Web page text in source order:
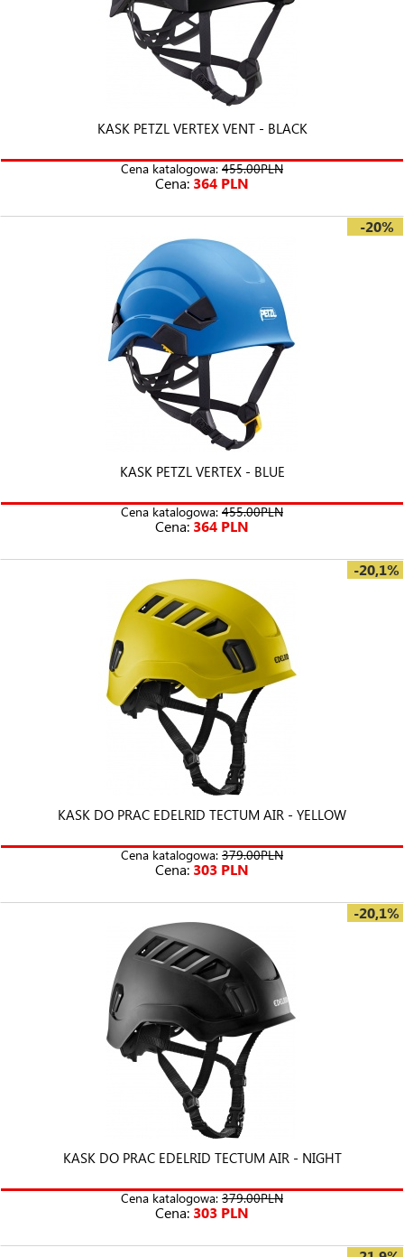
KASK PETZL VERTEX VENT - BLACK
Cena katalogowa: 455.00PLN
Cena: 364 PLN
-20%
KASK PETZL VERTEX - BLUE
Cena katalogowa: 455.00PLN
Cena: 364 PLN
-20,1%
KASK DO PRAC EDELRID TECTUM AIR - YELLOW
Cena katalogowa: 379.00PLN
Cena: 303 PLN
-20,1%
KASK DO PRAC EDELRID TECTUM AIR - NIGHT
Cena katalogowa: 379.00PLN
Cena: 303 PLN